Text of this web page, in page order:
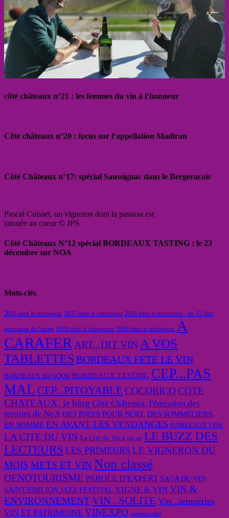
côté châteaux n°21 : les femmes du vin à l’honneur
Côté châteaux n°20 : focus sur l’appellation Madiran
Côté Châteaux n°17: spécial Saussignac dans le Bergeracois
Pascal Cuisset, un vigneron dont la passion est
tatouée au coeur © JPS
Côté Châteaux N°12 spécial BORDEAUX TASTING : le 23
décembre sur NOA
Mots-clés
2016 dans le rétroviseur 2017 dans le rétroviseur 2018 dans le rétroviseur : les 12 faits
marquants de l'année 2019 dans le rétroviseur 2020 dans le rétroviseur A
CARAFER ART...DIT VIN A VOS
TABLETTES BORDEAUX FETE LE VIN
BORDEAUX SO GOOD BORDEAUX TASTING CEP...PAS
MAL CEP...PITOYABLE COCORICO COTE
CHATEAUX, le blog Côté Châteaux, l'émission des
terroirs de NoA DES IDEES POUR NOEL DES SOMMELIERS,
EN SOMME EN AVANT LES VENDANGES FOIRES AUX VINS
LA CITE DU VIN La Cité du Vin a un an LE BUZZ DES
LECTEURS LES PRIMEURS LE VIGNERON DU
MOIS METS ET VIN Non classé
OENOTOURISME PAROLE D'EXPERT SAGA DU VIN
SAINT-EMILION JAZZ FESTIVAL VIGNE & VIN VIN &
ENVIRONNEMENTVIN...SOLITE Vin...tempéries
VIN ET PATRIMOINE VINEXPO vinitech-sifel